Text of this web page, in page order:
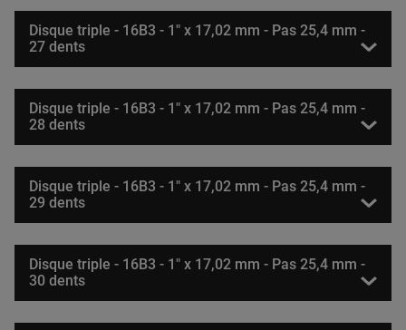
Disque triple - 16B3 - 1" x 17,02 mm - Pas 25,4 mm -
27 dents
Disque triple - 16B3 - 1" x 17,02 mm - Pas 25,4 mm -
28 dents
Disque triple - 16B3 - 1" x 17,02 mm - Pas 25,4 mm -
29 dents
Disque triple - 16B3 - 1" x 17,02 mm - Pas 25,4 mm -
30 dents